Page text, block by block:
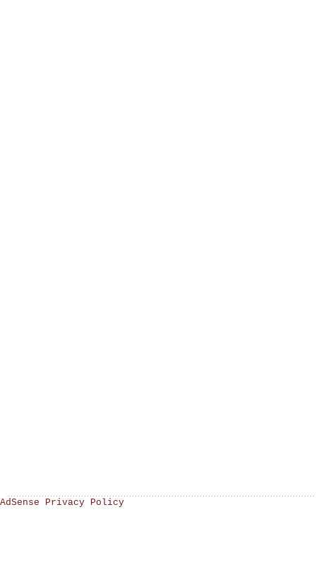
AdSense Privacy Policy